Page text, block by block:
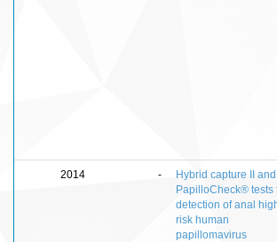
2014 -
Hybrid capture II and
PapilloCheck® tests
detection of anal
risk human
papillomavirus